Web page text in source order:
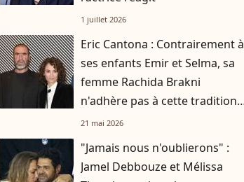
1 juillet 2026
Eric Cantona : Contrairement à
ses enfants Emir et Selma, sa
femme Rachida Brakni
n'adhère pas à cette tradition
familiale, "je tente de lui faire
21 mai 2026
"Jamais nous n'oublierons" :
Jamel Debbouze et Mélissa